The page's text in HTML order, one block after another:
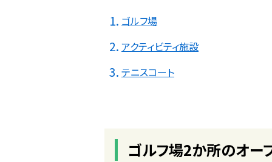
ゴルフ場
アクティビティ施設
テニスコート
ゴルフ場2か所のオー